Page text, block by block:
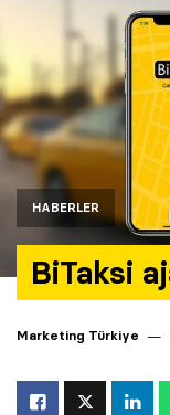
HABERLER
BiTaksi
Marketing Türkiye
Araştırma